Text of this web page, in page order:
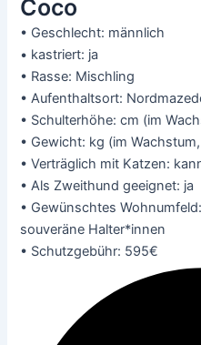
Coco
• Geschlecht: männlich
• kastriert: ja
• Rasse: Mischling
• Aufenthaltsort:
• Schulterhöhe: cm (im
• Gewicht: kg (im
• Verträglich mit Katzen:
• Als Zweithund geeignet: ja
• Gewünschtes
souveräne Halter*innen
• Schutzgebühr: 595€